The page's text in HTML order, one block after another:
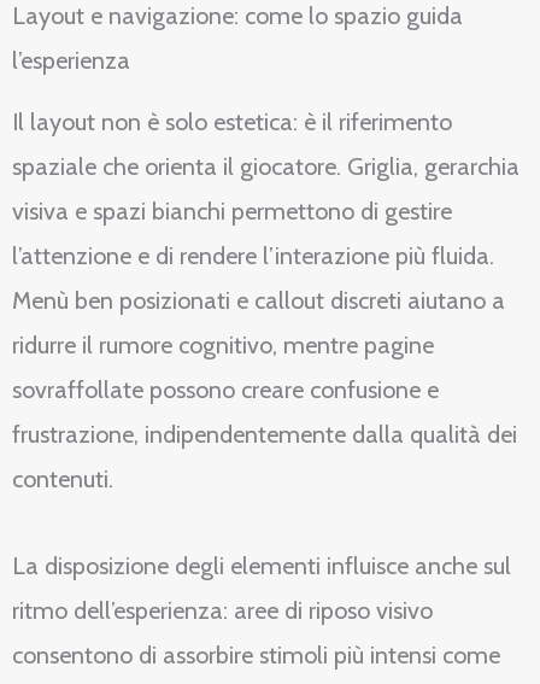
Layout e navigazione: come lo spazio guida
l’esperienza
Il layout non è solo estetica: è il riferimento
spaziale che orienta il giocatore. Griglia, gerarchia
visiva e spazi bianchi permettono di gestire
l’attenzione e di rendere l’interazione più fluida.
Menù ben posizionati e callout discreti aiutano a
ridurre il rumore cognitivo, mentre pagine
sovraffollate possono creare confusione e
frustrazione, indipendentemente dalla qualità dei
contenuti.
La disposizione degli elementi influisce anche sul
ritmo dell’esperienza: aree di riposo visivo
consentono di assorbire stimoli più intensi come